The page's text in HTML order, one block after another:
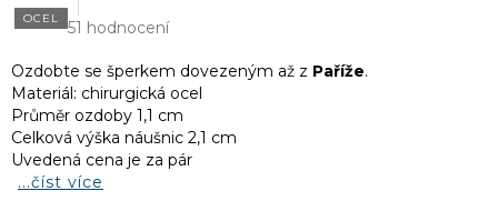
OCEL 51 hodnocení
Ozdobte se šperkem dovezeným až z Paříže.
Materiál: chirurgická ocel
Průměr ozdoby 1,1 cm
Celková výška náušnic 2,1 cm
Uvedená cena je za pár
...číst více